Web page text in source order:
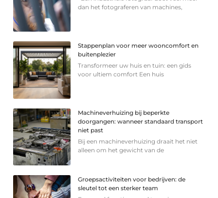
dan het fotograferen van machines,
Stappenplan voor meer wooncomfort en
buitenplezier
Transformeer uw huis en tuin: een gids
voor ultiem comfort Een huis
Machineverhuizing bij beperkte
doorgangen: wanneer standaard transport
niet past
Bij een machineverhuizing draait het niet
alleen om het gewicht van de
Groepsactiviteiten voor bedrijven: de
sleutel tot een sterker team